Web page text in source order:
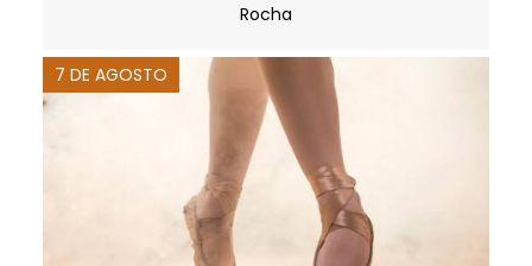
Rocha
7 DE AGOSTO